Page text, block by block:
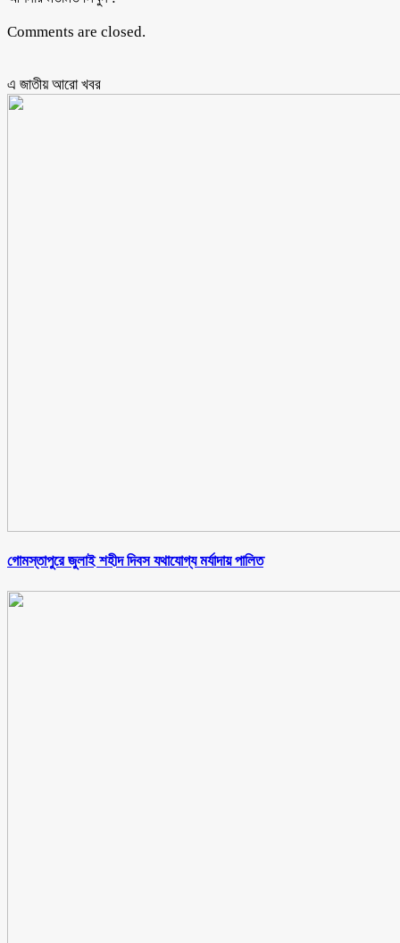
Comments are closed.
এ জাতীয় আরো ‍খবর
গোমস্তাপুরে জুলাই শহীদ দিবস যথাযোগ্য মর্যাদায় পালিত